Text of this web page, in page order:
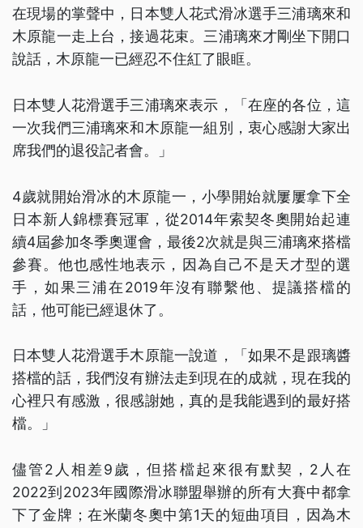
在現場的掌聲中，日本雙人花式滑冰選手三浦璃來和
木原龍一走上台，接過花束。三浦璃來才剛坐下開口
說話，木原龍一已經忍不住紅了眼眶。
日本雙人花滑選手三浦璃來表示，「在座的各位，這
一次我們三浦璃來和木原龍一組別，衷心感謝大家出
席我們的退役記者會。」
4歲就開始滑冰的木原龍一，小學開始就屢屢拿下全
日本新人錦標賽冠軍，從2014年索契冬奧開始起連
續4屆參加冬季奧運會，最後2次就是與三浦璃來搭檔
參賽。他也感性地表示，因為自己不是天才型的選
手，如果三浦在2019年沒有聯繫他、提議搭檔的
話，他可能已經退休了。
日本雙人花滑選手木原龍一說道，「如果不是跟璃醬
搭檔的話，我們沒有辦法走到現在的成就，現在我的
心裡只有感激，很感謝她，真的是我能遇到的最好搭
檔。」
儘管2人相差9歲，但搭檔起來很有默契，2人在
2022到2023年國際滑冰聯盟舉辦的所有大賽中都拿
下了金牌；在米蘭冬奧中第1天的短曲項目，因為木